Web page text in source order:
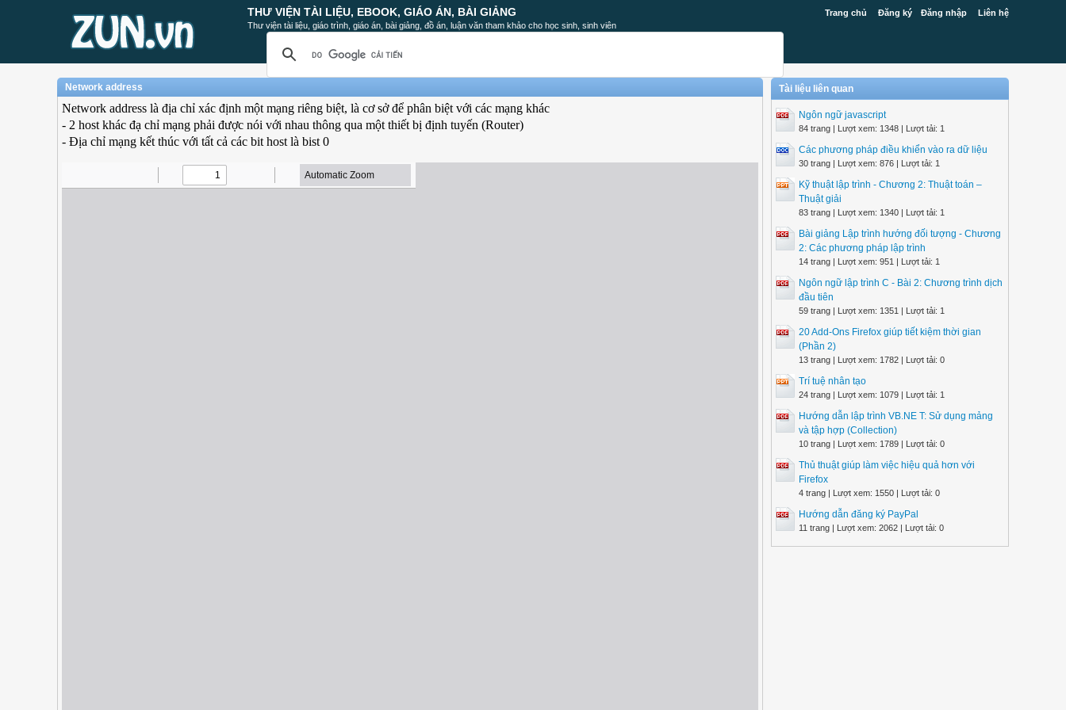
Trang chủ Đăng ký Đăng nhập Liên hệ
THƯ VIỆN TÀI LIỆU, EBOOK, GIÁO ÁN, BÀI GIẢNG
Thư viện tài liệu, giáo trình, giáo án, bài giảng, đồ án, luận văn tham khảo cho học sinh, sinh viên
Network address
Network address là địa chỉ xác định một mạng riêng biệt, là cơ sở để phân biệt với các mạng khác
- 2 host khác đạ chỉ mạng phải được nói với nhau thông qua một thiết bị định tuyến (Router)
- Địa chỉ mạng kết thúc với tất cả các bit host là bist 0
Tài liệu liên quan
Ngôn ngữ javascript
84 trang | Lượt xem: 1348 | Lượt tải: 1
Các phương pháp điều khiển vào ra dữ liệu
30 trang | Lượt xem: 876 | Lượt tải: 1
Kỹ thuật lập trình - Chương 2: Thuật toán –
Thuật giải
83 trang | Lượt xem: 1340 | Lượt tải: 1
Bài giảng Lập trình hướng đối tượng - Chương
2: Các phương pháp lập trình
14 trang | Lượt xem: 951 | Lượt tải: 1
Ngôn ngữ lập trình C - Bài 2: Chương trình dịch
đầu tiên
59 trang | Lượt xem: 1351 | Lượt tải: 1
20 Add-Ons Firefox giúp tiết kiệm thời gian
(Phần 2)
13 trang | Lượt xem: 1782 | Lượt tải: 0
Trí tuệ nhân tạo
24 trang | Lượt xem: 1079 | Lượt tải: 1
Hướng dẫn lập trình VB.NE T: Sử dụng mảng
và tập hợp (Collection)
10 trang | Lượt xem: 1789 | Lượt tải: 0
Thủ thuật giúp làm việc hiệu quả hơn với
Firefox
4 trang | Lượt xem: 1550 | Lượt tải: 0
Hướng dẫn đăng ký PayPal
11 trang | Lượt xem: 2062 | Lượt tải: 0